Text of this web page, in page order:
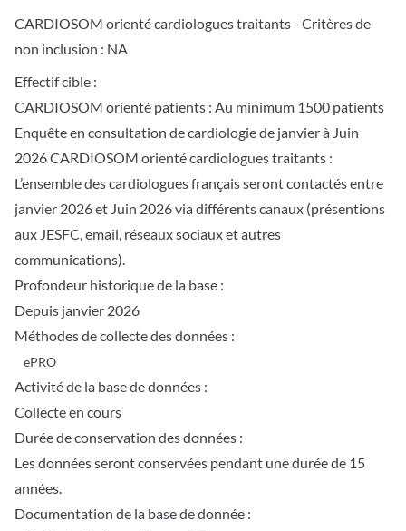
CARDIOSOM orienté cardiologues traitants - Critères de
non inclusion : NA
Effectif cible :
CARDIOSOM orienté patients : Au minimum 1500 patients
Enquête en consultation de cardiologie de janvier à Juin
2026 CARDIOSOM orienté cardiologues traitants :
L’ensemble des cardiologues français seront contactés entre
janvier 2026 et Juin 2026 via différents canaux (présentions
aux JESFC, email, réseaux sociaux et autres
communications).
Profondeur historique de la base :
Depuis janvier 2026
Méthodes de collecte des données :
ePRO
Activité de la base de données :
Collecte en cours
Durée de conservation des données :
Les données seront conservées pendant une durée de 15
années.
Documentation de la base de donnée :